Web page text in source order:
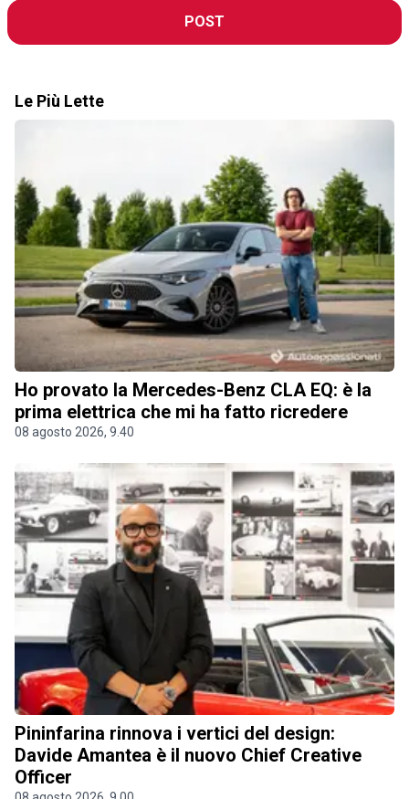
POST
Le Più Lette
Ho provato la Mercedes-Benz CLA EQ: è la
prima elettrica che mi ha fatto ricredere
08 agosto 2026, 9.40
Pininfarina rinnova i vertici del design:
Davide Amantea è il nuovo Chief Creative
Officer